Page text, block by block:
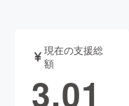
ゲーム・サ
書籍・雑誌
現在の支援総
額
3,01